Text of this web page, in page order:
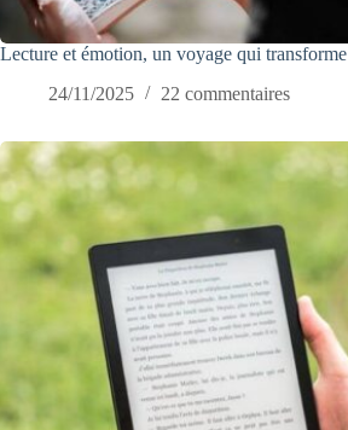
Lecture et émotion, un voyage qui transforme
24/11/2025
22 commentaires